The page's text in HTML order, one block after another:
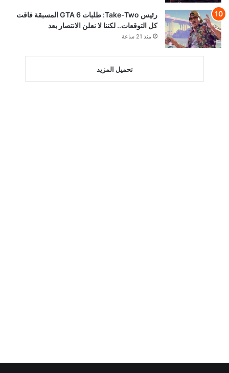
رئيس Take-Two: طلبات GTA 6 المسبقة فاقت
كل التوقعات.. لكننا لا نعلن الانتصار بعد
منذ 21 ساعة
تحميل المزيد